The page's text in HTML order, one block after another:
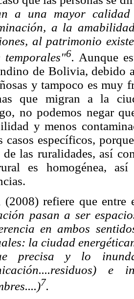
a una mayor
a la
al patrimonio
temporales"6. Aunque
de Bolivia, debido
y tampoco es muy
que migran a la
no podemos negar
y menos
casos específicos,
de las ruralidades, así
es homogénea,
(2008) refiere que
pasan a ser
en ambos
la ciudad
precisa y lo
7.